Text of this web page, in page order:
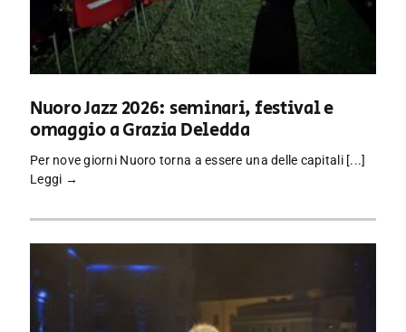
Nuoro Jazz 2026: seminari, festival e
omaggio a Grazia Deledda
Per nove giorni Nuoro torna a essere una delle capitali [...]
Leggi →